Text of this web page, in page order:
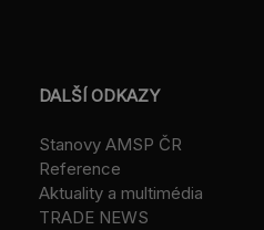
DALŠÍ ODKAZY
Stanovy AMSP ČR
Reference
Aktuality a multimédia
TRADE NEWS